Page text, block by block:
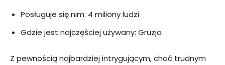
Posługuje się nim: 4 miliony ludzi
Gdzie jest najczęściej używany: Gruzja
Z pewnością najbardziej intrygującym, choć trudnym